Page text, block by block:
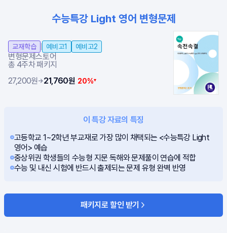
수능특강 Light 영어 변형문제
교재학습 l 예비고1 예비고2
변형문제스토어
총 4주차 패키지
27,200원 →21,760원 20%▴
이 특강 자료의 특징
고등학교 1~2학년 부교재로 가장 많이 채택되는 <수능특강 Light
영어> 예습
중상위권 학생들의 수능형 지문 독해와 문제풀이 연습에 적합
수능 및 내신 시험에 반드시 출제되는 문제 유형 완벽 반영
패키지로 할인 받기